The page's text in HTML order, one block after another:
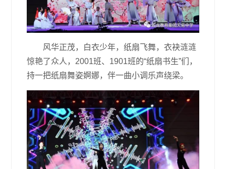
风华正茂，白衣少年，纸扇飞舞，衣袂涟涟
惊艳了众人，2001班、1901班的“纸扇书生”们，
持一把纸扇舞姿婀娜，伴一曲小调乐声绕梁。